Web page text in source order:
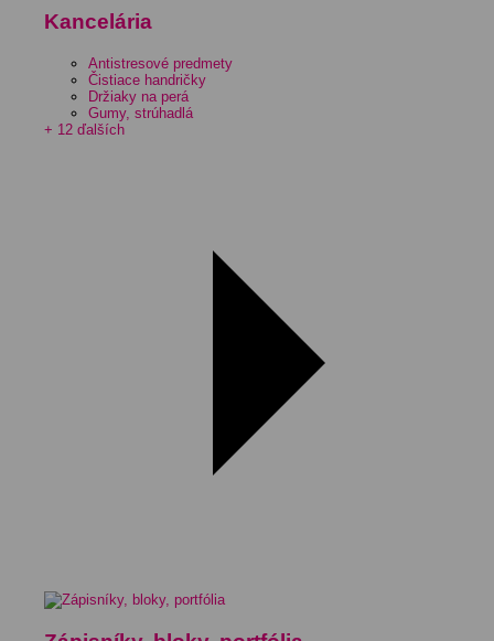
Kancelária
Antistresové predmety
Čistiace handričky
Držiaky na perá
Gumy, strúhadlá
+ 12 ďalších